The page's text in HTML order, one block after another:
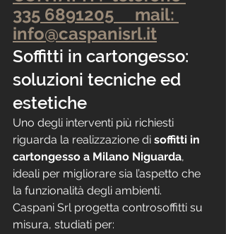
335 6891205     mail:
info@caspanisrl.it
Soffitti in cartongesso:
soluzioni tecniche ed
estetiche
Uno degli interventi più richiesti
riguarda la realizzazione di soffitti in
cartongesso a Milano Niguarda,
ideali per migliorare sia l’aspetto che
la funzionalità degli ambienti.
Caspani Srl progetta controsoffitti su
misura, studiati per: